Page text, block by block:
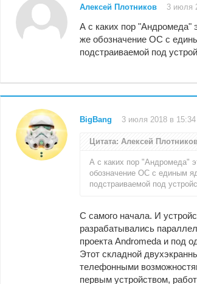
Алексей Плотников 3 июля
А с каких пор "Андромеда"
же обозначение ОС с
подстраиваемой под
BigBang 3 июля 2018 в 15:34
Цитата: Алексей
А с каких пор "Андромеда"
обозначение ОС с единым
подстраиваемой под
С самого начала. И
разрабатывались
проекта Andromeda и под
Этот складной
телефонными
первым устройством,